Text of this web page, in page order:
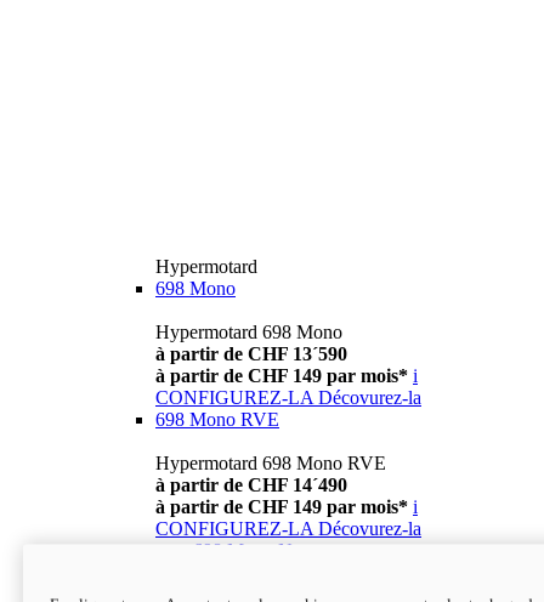
Hypermotard
698 Mono
Hypermotard 698 Mono
à partir de CHF 13´590
à partir de CHF 149 par mois* i
CONFIGUREZ-LA Décovurez-la
698 Mono RVE
Hypermotard 698 Mono RVE
à partir de CHF 14´490
à partir de CHF 149 par mois* i
CONFIGUREZ-LA Décovurez-la
698 Mono Nera
Hypermotard 698 Mono Nera